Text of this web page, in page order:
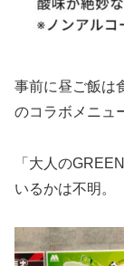
事前に昼ご飯は
のコラボメニュ
「大人の
いるかは不明。